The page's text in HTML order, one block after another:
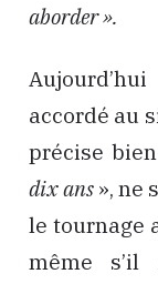
aborder ».
accordé au
précise
dix ans », ne
le tournage
même